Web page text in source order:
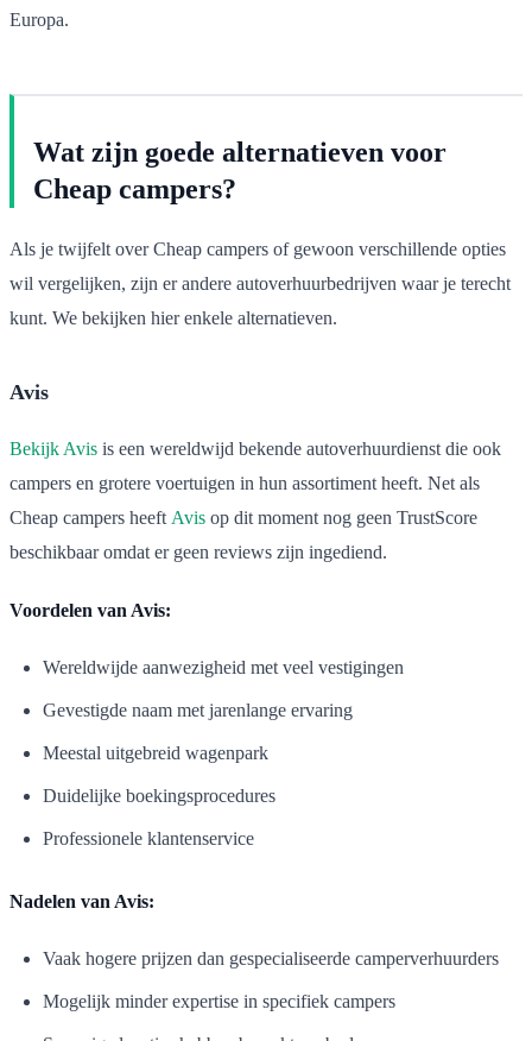
Europa.
Wat zijn goede alternatieven voor
Cheap campers?
Als je twijfelt over Cheap campers of gewoon verschillende opties
wil vergelijken, zijn er andere autoverhuurbedrijven waar je terecht
kunt. We bekijken hier enkele alternatieven.
Avis
Bekijk Avis is een wereldwijd bekende autoverhuurdienst die ook
campers en grotere voertuigen in hun assortiment heeft. Net als
Cheap campers heeft Avis op dit moment nog geen TrustScore
beschikbaar omdat er geen reviews zijn ingediend.
Voordelen van Avis:
Wereldwijde aanwezigheid met veel vestigingen
Gevestigde naam met jarenlange ervaring
Meestal uitgebreid wagenpark
Duidelijke boekingsprocedures
Professionele klantenservice
Nadelen van Avis:
Vaak hogere prijzen dan gespecialiseerde camperverhuurders
Mogelijk minder expertise in specifiek campers